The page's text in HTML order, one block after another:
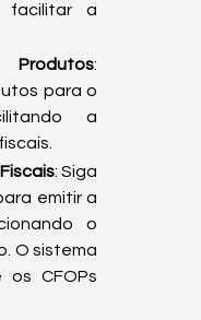
facilitar a
:
para o
a
: Siga
emitir a
o
O sistema
os CFOPs